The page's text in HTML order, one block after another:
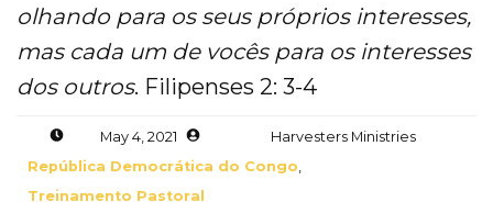
olhando para os seus próprios interesses,
mas cada um de vocês para os interesses
dos outros. Filipenses 2: 3-4
May 4, 2021
Harvesters Ministries
República Democrática do Congo,
Treinamento Pastoral